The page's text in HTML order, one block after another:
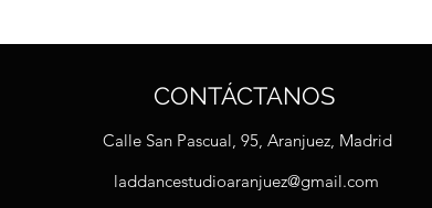
CONTÁCTANOS
Calle San Pascual, 95, Aranjuez, Madrid
laddancestudioaranjuez@gmail.com